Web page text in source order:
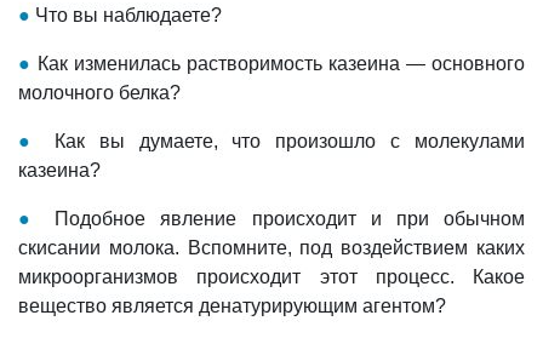
● Что вы наблюдаете?
● Как изменилась растворимость казеина — основного
молочного белка?
●
Как вы думаете, что произошло с молекулами
казеина?
●
Подобное явление происходит и при обычном
скисании молока. Вспомните, под воздействием каких
микроорганизмов происходит этот процесс. Какое
вещество является денатурирующим агентом?